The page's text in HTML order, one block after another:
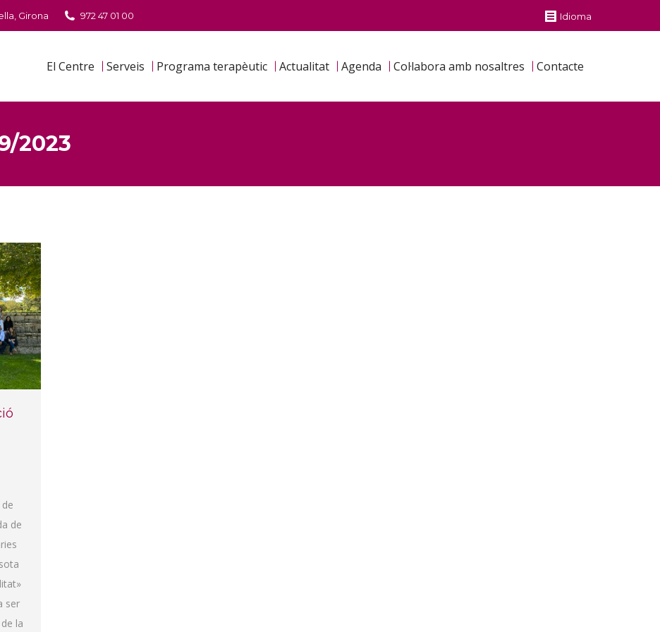
Girona 972 47 01 00 Idioma
El Centre Serveis Programa terapèutic Actualitat Agenda Col·labora amb nosaltres Contacte
2023
de
ser
la